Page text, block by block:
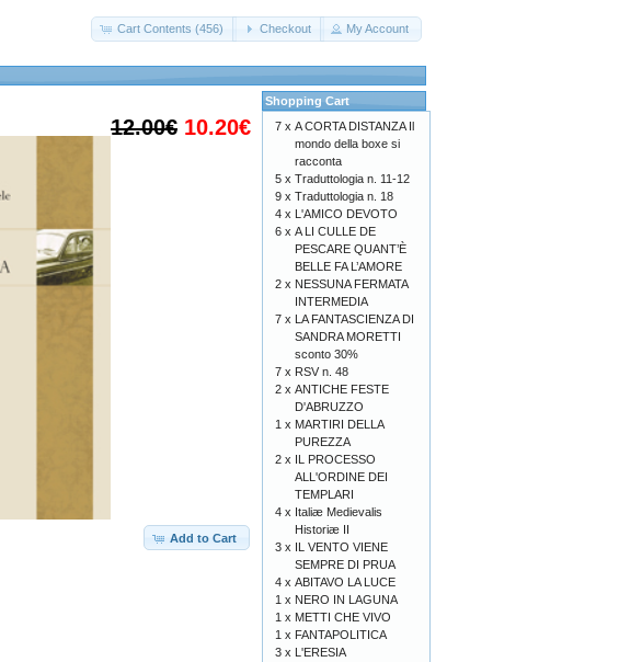
Cart Contents (456) Checkout My Account
12.00€ 10.20€
Add to Cart
Shopping Cart
7 x A CORTA DISTANZA Il
mondo della boxe si
racconta
5 x Traduttologia n. 11-12
9 x Traduttologia n. 18
4 x L'AMICO DEVOTO
6 x A LI CULLE DE
PESCARE QUANT’È
BELLE FA L’AMORE
2 x NESSUNA FERMATA
INTERMEDIA
7 x LA FANTASCIENZA DI
SANDRA MORETTI
sconto 30%
7 x RSV n. 48
2 x ANTICHE FESTE
D'ABRUZZO
1 x MARTIRI DELLA
PUREZZA
2 x IL PROCESSO
ALL'ORDINE DEI
TEMPLARI
4 x Italiæ Medievalis
Historiæ II
3 x IL VENTO VIENE
SEMPRE DI PRUA
4 x ABITAVO LA LUCE
1 x NERO IN LAGUNA
1 x METTI CHE VIVO
1 x FANTAPOLITICA
3 x L'ERESIA